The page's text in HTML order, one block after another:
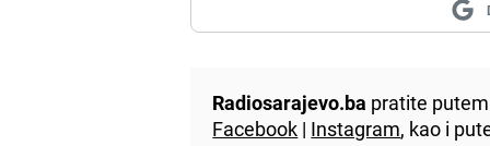
Radiosarajevo.ba pratite
Facebook | Instagram, kao i